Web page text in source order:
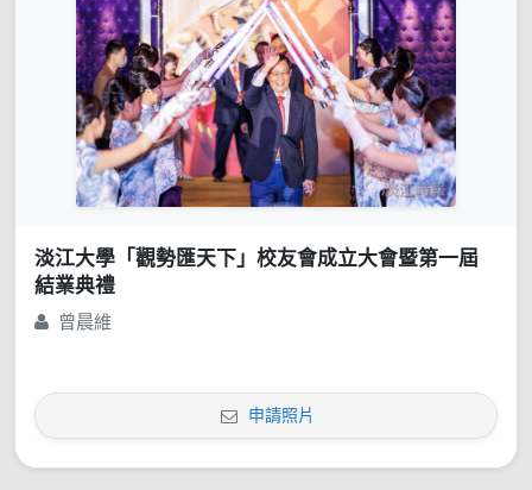
淡江大學「觀勢匯天下」校友會成立大會暨第一屆
結業典禮
曾晨維
申請照片